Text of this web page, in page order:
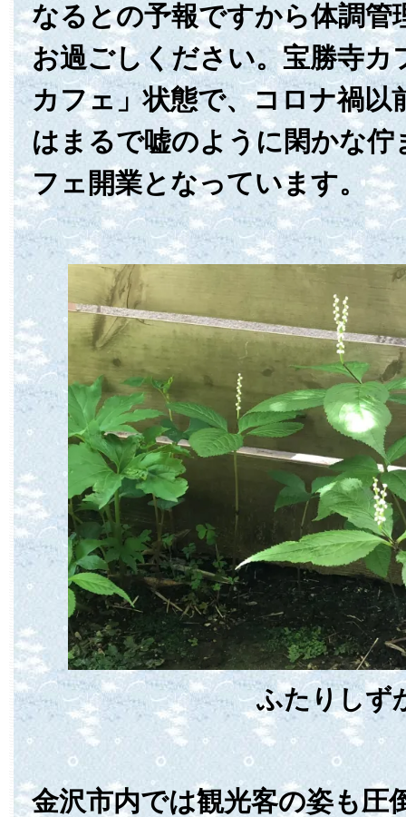
なるとの予報ですから体調管
お過ごしください。宝勝寺カ
カフェ」状態で、コロナ禍以
はまるで嘘のように閑かな佇
フェ開業となっています。
ふたりしず
金沢市内では観光客の姿も圧